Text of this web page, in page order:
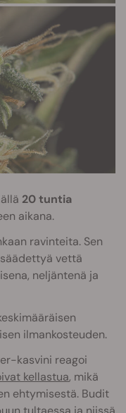
20 tuntia
aikana.
ravinteita. Sen
vettä
neljäntenä ja
ilmankosteuden.
kasvini reagoi
kellastua, mikä
ehtymisestä. Budit